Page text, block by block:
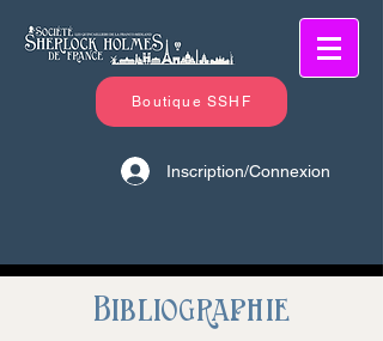
Boutique SSHF
Inscription/Connexion
Bibliographie